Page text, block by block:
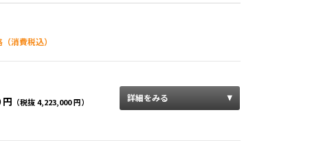
消費税込）
（税抜 4,223,000 円） 詳細をみる